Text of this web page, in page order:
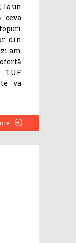
la un
ceva
din
am
TUF
te va